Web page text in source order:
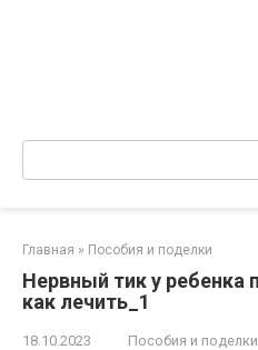
Поиск:
Главная » Пособия и поделки
Нервный тик у ребенка
как лечить_1
18.10.2023 Пособия и поделки